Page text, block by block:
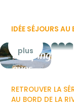
IDÉE SÉJOURS AU
Camping
avec
plus
en
RETROUVER LA
AU BORD DE LA